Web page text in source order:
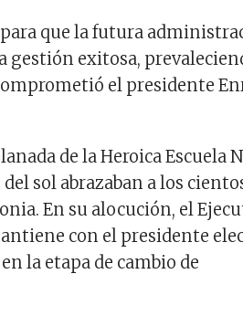
que la futura
gestión exitosa,
el presidente
de la Heroica Escuela
sol abrazaban a los
En su alocución, el
con el presidente
la etapa de cambio de